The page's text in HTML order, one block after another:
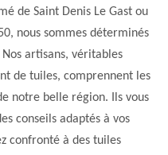
de Saint Denis Le Gast ou
nous sommes déterminés
artisans, véritables
de tuiles, comprennent les
notre belle région. Ils vous
conseils adaptés à vos
confronté à des tuiles